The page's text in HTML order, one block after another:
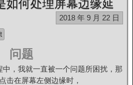
如何处理屏幕边缘延
2018 年 9 月 22 日
问题
，我就一直被一个问题所困扰，那
击在屏幕左侧边缘时，